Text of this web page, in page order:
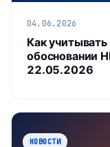
04.06.2026
Как
обосновании
22.05.2026
НОВОСТИ